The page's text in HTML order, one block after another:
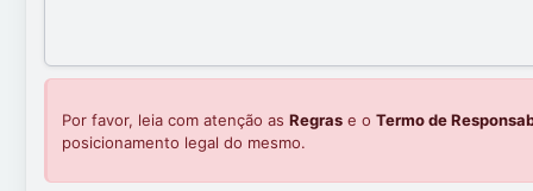
Por favor, leia com atenção as Regras e o Termo de
posicionamento legal do mesmo.